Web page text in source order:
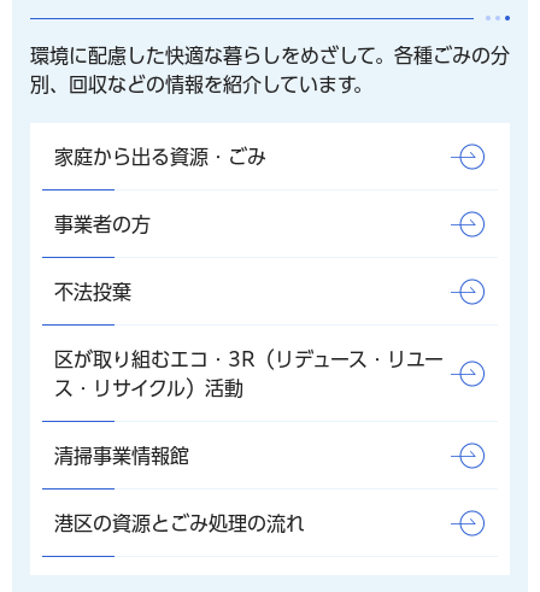
環境に配慮した快適な暮らしをめざして。各種ごみの分
別、回収などの情報を紹介しています。
家庭から出る資源・ごみ
事業者の方
不法投棄
区が取り組むエコ・3R（リデュース・リユー
ス・リサイクル）活動
清掃事業情報館
港区の資源とごみ処理の流れ